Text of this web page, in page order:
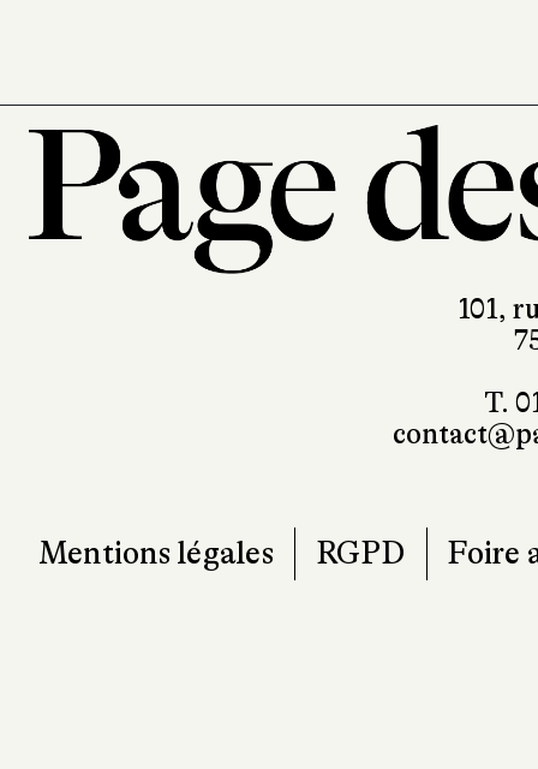
101,
T.
Mentions légales RGPD Foire